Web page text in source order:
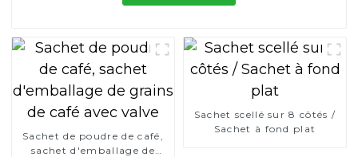
Sachet de poudre de café,
sachet d'emballage de
Sachet scellé sur 8 côtés /
Sachet à fond plat